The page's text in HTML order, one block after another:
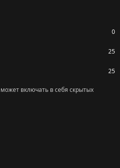
0
25
25
включать в себя скрытых